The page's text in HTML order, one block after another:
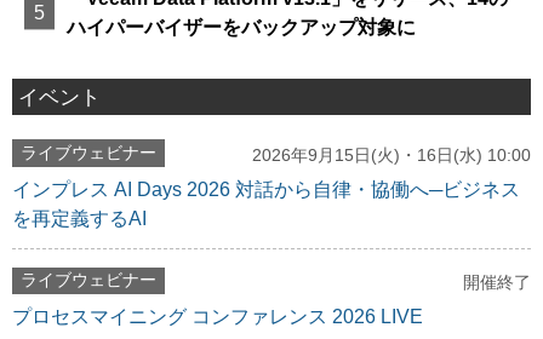
ハイパーバイザーをバックアップ対象に
イベント
ライブウェビナー 2026年9月15日(火)・16日(水) 10:00
インプレス AI Days 2026 対話から自律・協働へ─ビジネス
を再定義するAI
ライブウェビナー 開催終了
プロセスマイニング コンファレンス 2026 LIVE